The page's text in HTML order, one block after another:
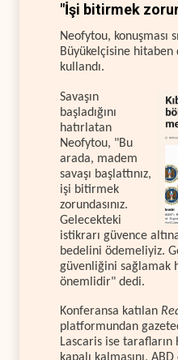
"İşi bitirmek
Neofytou, konuşması
Büyükelçisine hitaben
kullandı.
Savaşın
başladığını
hatırlatan
Neofytou, "Bu
arada, madem
savaşı başlattınız,
işi bitirmek
zorundasınız.
Gelecekteki
istikrarı güvence
bedelini ödemeliyiz.
güvenliğini sağlamak
önemlidir" dedi.
Konferansa katılan
platformundan
Lascaris ise tarafların